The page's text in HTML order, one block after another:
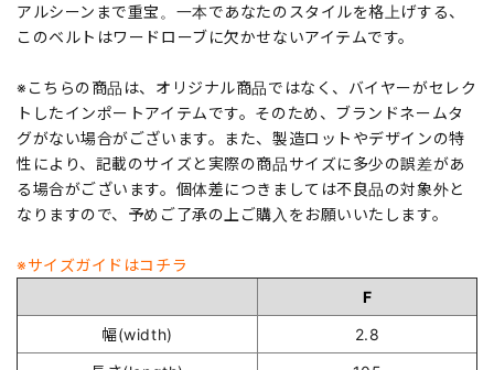
アルシーンまで重宝。一本であなたのスタイルを格上げする、
このベルトはワードローブに欠かせないアイテムです。
※こちらの商品は、オリジナル商品ではなく、バイヤーがセレク
トしたインポートアイテムです。そのため、ブランドネームタ
グがない場合がございます。また、製造ロットやデザインの特
性により、記載のサイズと実際の商品サイズに多少の誤差があ
る場合がございます。個体差につきましては不良品の対象外と
なりますので、予めご了承の上ご購入をお願いいたします。
※サイズガイドはコチラ
F
幅(width)
2.8